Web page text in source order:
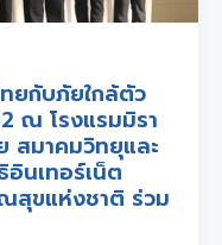
ยกับภัยใกล้ตัว
ณ โรงแรมมิรา
สมาคมวิทยุและ
อินเทอร์เน็ต
สุขแห่งชาติ ร่วม